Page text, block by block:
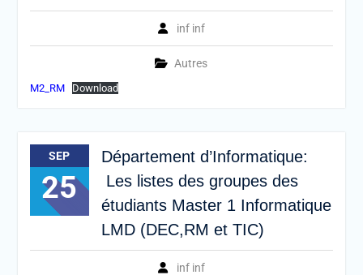
inf inf
Autres
M2_RM Download
SEP
25
Département d’Informatique:
Les listes des groupes des
étudiants Master 1 Informatique
LMD (DEC,RM et TIC)
inf inf